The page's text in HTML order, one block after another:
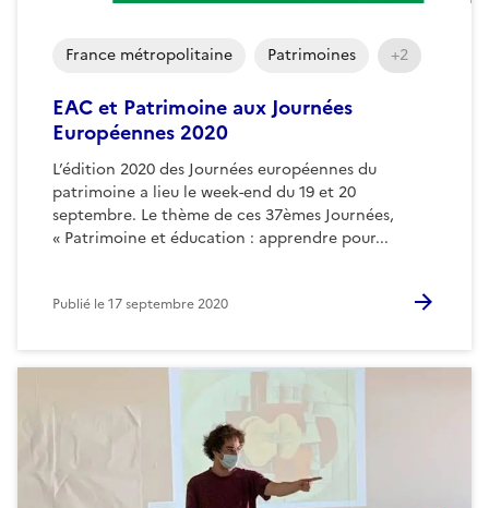
EAC et Patrimoine aux Journées
Européennes 2020
L’édition 2020 des Journées européennes du
patrimoine a lieu le week-end du 19 et 20
septembre. Le thème de ces 37èmes Journées,
« Patrimoine et éducation : apprendre pour...
France métropolitaine Patrimoines +2
Publié le17 septembre 2020